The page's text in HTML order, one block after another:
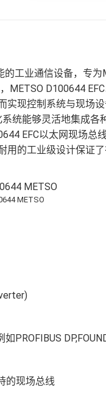
工业通信设备，专
METSO D100644
现控制系统与现场
统能够灵活地集成
EFC以太网现场
的工业级设计保证
METSO
PROFIBUS
的现场总线